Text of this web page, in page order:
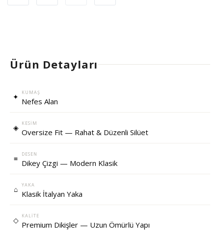
Ürün Detayları
✦ KUMAŞ
Nefes Alan
◈ KESIM
Oversize Fit — Rahat & Düzenli Silüet
≡ DESEN
Dikey Çizgi — Modern Klasik
⌂ YAKA
Klasik İtalyan Yaka
◇ KALITE
Premium Dikişler — Uzun Ömürlü Yapı